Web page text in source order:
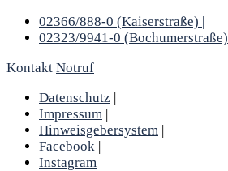
02366/888-0 (Kaiserstraße) |
02323/9941-0 (Bochumerstraße)
Kontakt Notruf
Datenschutz |
Impressum |
Hinweisgebersystem |
Facebook |
Instagram